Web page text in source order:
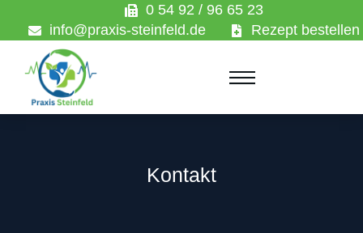
0 54 92 / 96 65 23
info@praxis-steinfeld.de
Rezept bestellen
Kontakt